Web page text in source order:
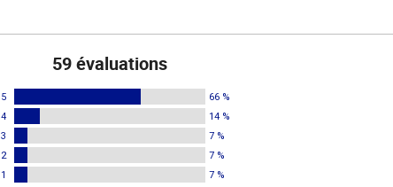
59 évaluations
5 66 %
4 14 %
3 7 %
2 7 %
1 7 %